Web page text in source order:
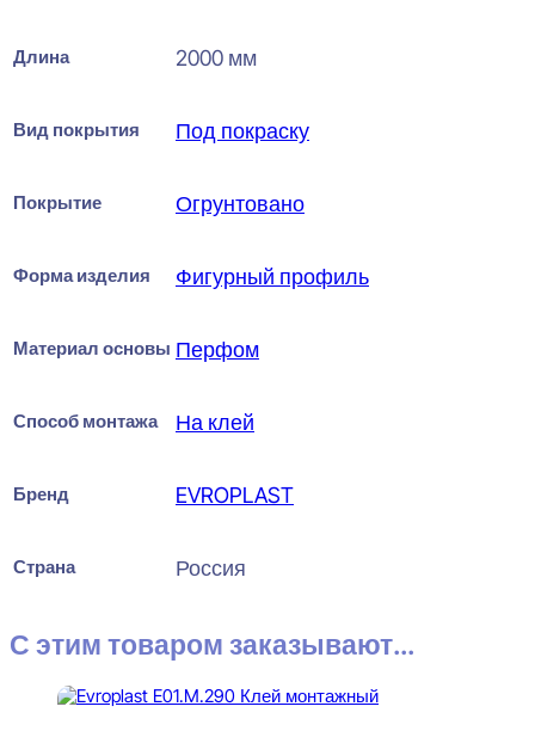
Длина 2000 мм
Вид покрытия Под покраску
Покрытие Огрунтовано
Форма изделия Фигурный профиль
Материал основы Перфом
Способ монтажа На клей
Бренд EVROPLAST
Страна Россия
С этим товаром заказывают...